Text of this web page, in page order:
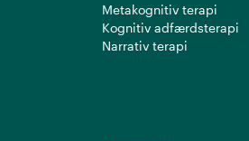
Metakognitiv terapi
Kognitiv adfærdsterapi
Narrativ terapi